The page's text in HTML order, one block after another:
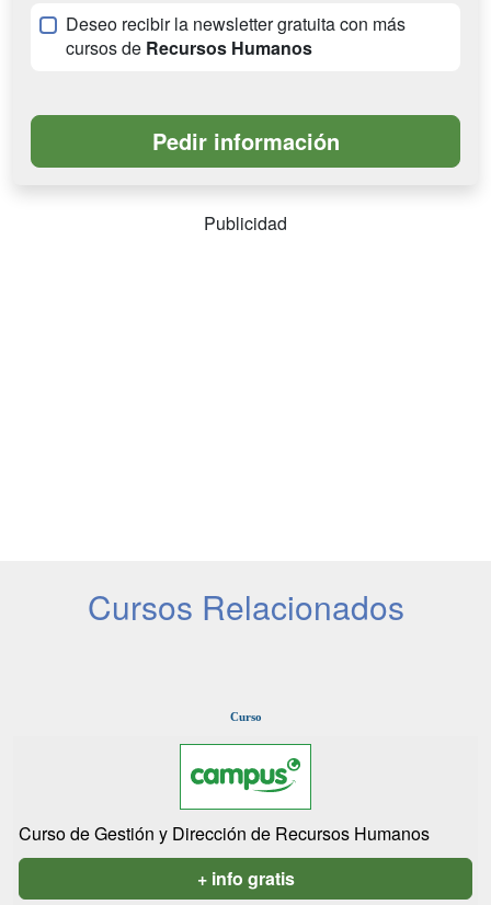
Deseo recibir la newsletter gratuita con más
cursos de Recursos Humanos
Publicidad
Cursos Relacionados
Curso
Curso de Gestión y Dirección de Recursos Humanos
+ info gratis